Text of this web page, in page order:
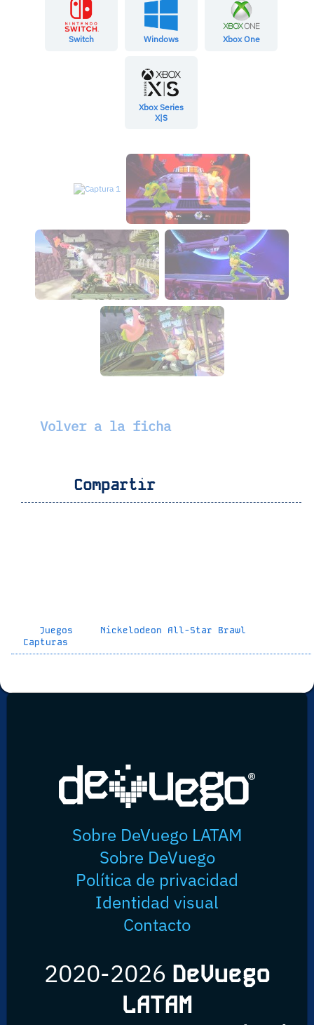
Switch Windows Xbox One
Xbox Series
X|S
Volver a la ficha
Compartir
Juegos
Nickelodeon All-Star Brawl
Capturas
Sobre DeVuego LATAM
Sobre DeVuego
Política de privacidad
Identidad visual
Contacto
2020-2026 DeVuego
LATAM